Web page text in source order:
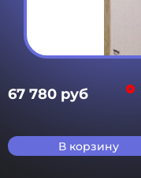
67 780 руб
В корзину